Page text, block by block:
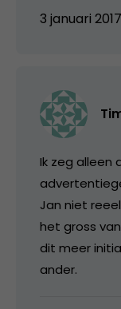
3 januari
Ik zeg alleen
Jan niet
het gross
dit meer
ander.